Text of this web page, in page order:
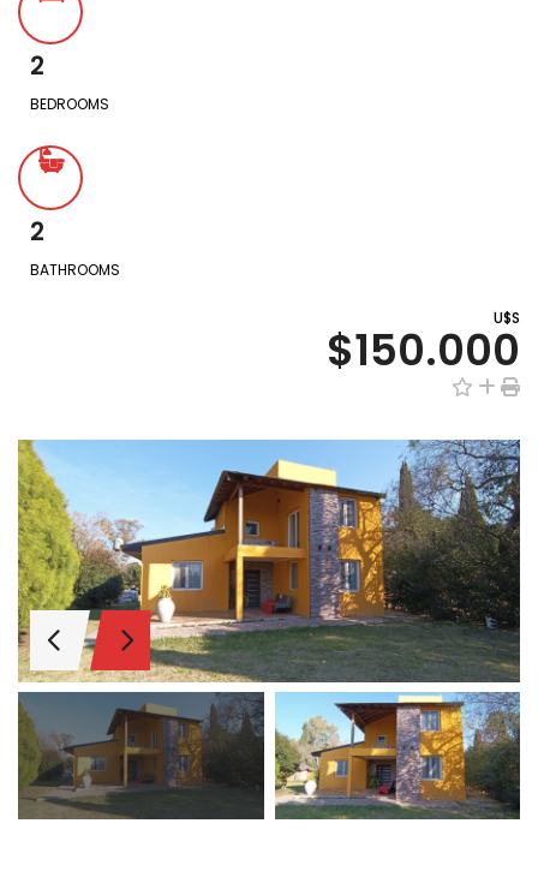
2
BEDROOMS
2
BATHROOMS
U$S
$150.000